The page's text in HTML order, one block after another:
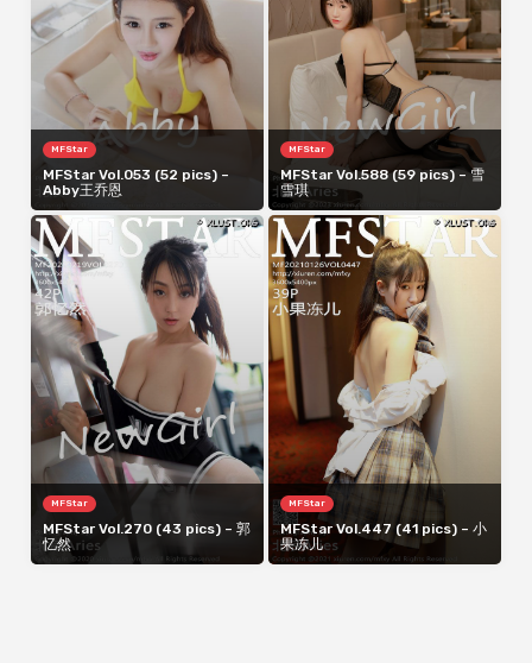
MFStar
MFStar Vol.053 (52 pics) –
Abby王乔恩
MFStar
MFStar Vol.588 (59 pics) – 雪
雪琪
MFStar
MFStar Vol.270 (43 pics) – 郭
忆然
MFStar
MFStar Vol.447 (41 pics) – 小
果冻儿